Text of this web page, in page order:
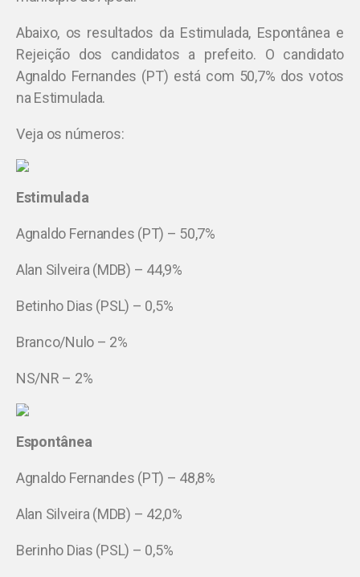
Abaixo, os resultados da Estimulada, Espontânea e
Rejeição dos candidatos a prefeito. O candidato
Agnaldo Fernandes (PT) está com 50,7% dos votos
na Estimulada.
Veja os números:
Estimulada
Agnaldo Fernandes (PT) – 50,7%
Alan Silveira (MDB) – 44,9%
Betinho Dias (PSL) – 0,5%
Branco/Nulo – 2%
NS/NR – 2%
Espontânea
Agnaldo Fernandes (PT) – 48,8%
Alan Silveira (MDB) – 42,0%
Berinho Dias (PSL) – 0,5%